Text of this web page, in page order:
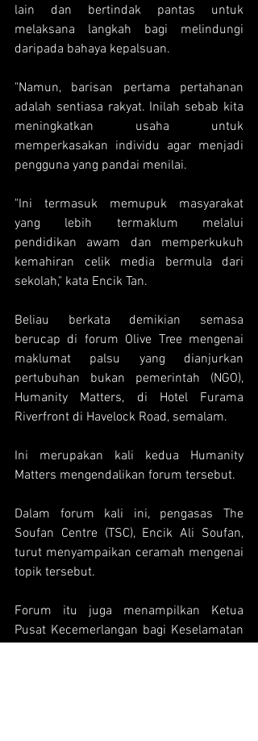
lain dan bertindak pantas untuk
melaksana langkah bagi melindungi
daripada bahaya kepalsuan.
"Namun, barisan pertama pertahanan
adalah sentiasa rakyat. Inilah sebab kita
meningkatkan usaha untuk
memperkasakan individu agar menjadi
pengguna yang pandai menilai.
"Ini termasuk memupuk masyarakat
yang lebih termaklum melalui
pendidikan awam dan memperkukuh
kemahiran celik media bermula dari
sekolah," kata Encik Tan.
Beliau berkata demikian semasa
berucap di forum Olive Tree mengenai
maklumat palsu yang dianjurkan
pertubuhan bukan pemerintah (NGO),
Humanity Matters, di Hotel Furama
Riverfront di Havelock Road, semalam.
Ini merupakan kali kedua Humanity
Matters mengendalikan forum tersebut.
Dalam forum kali ini, pengasas The
Soufan Centre (TSC), Encik Ali Soufan,
turut menyampaikan ceramah mengenai
topik tersebut.
Forum itu juga menampilkan Ketua
Pusat Kecemerlangan bagi Keselamatan